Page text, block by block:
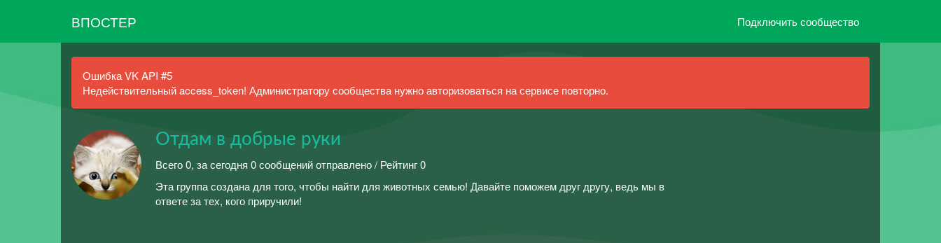
ВПОСТЕР Подключить сообщество
Ошибка VK API #5
Недействительный access_token! Администратору сообщества нужно авторизоваться на сервисе повторно.
Отдам в добрые руки
Всего 0, за сегодня 0 сообщений отправлено / Рейтинг 0
Эта группа создана для того, чтобы найти для животных семью! Давайте поможем друг другу, ведь мы в
ответе за тех, кого приручили!